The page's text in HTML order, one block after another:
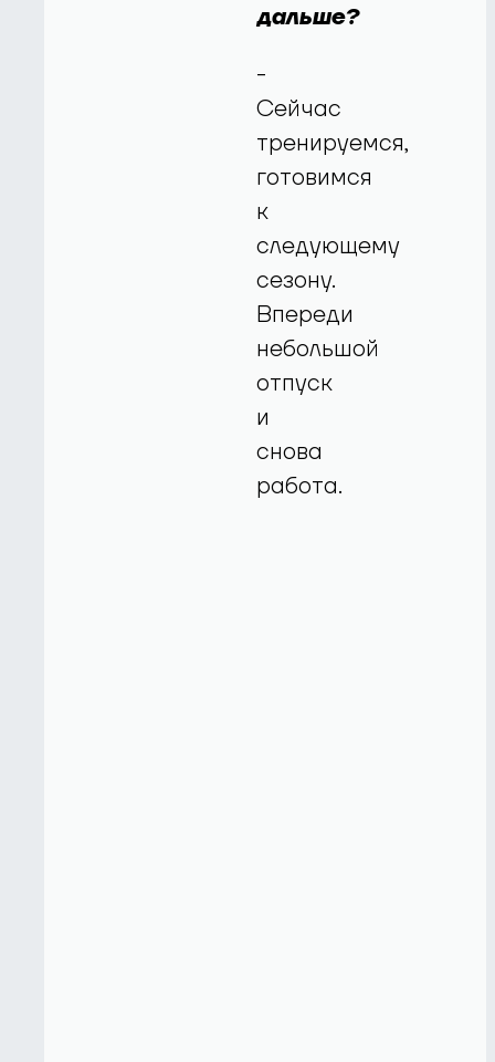
дальше?
-
Сейчас
тренируемся,
готовимся
к
следующему
сезону.
Впереди
небольшой
отпуск
и
снова
работа.